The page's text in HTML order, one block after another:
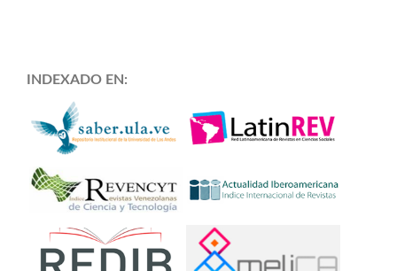
INDEXADO EN: